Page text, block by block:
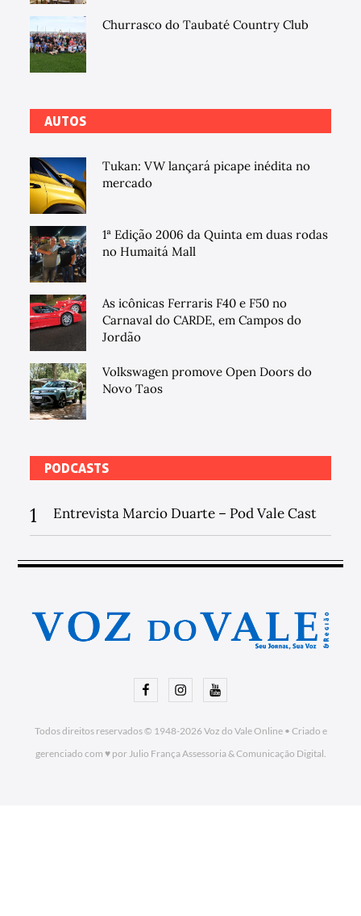
Churrasco do Taubaté Country Club
AUTOS
Tukan: VW lançará picape inédita no
mercado
1ª Edição 2006 da Quinta em duas rodas
no Humaitá Mall
As icônicas Ferraris F40 e F50 no
Carnaval do CARDE, em Campos do
Jordão
Volkswagen promove Open Doors do
Novo Taos
PODCASTS
1 Entrevista Marcio Duarte – Pod Vale Cast
FacebookInstagramYoutube
Todos direitos reservados © 1948-2026Voz do Vale Online• Criado e
gerenciado com ♥ por Julio França Assessoria& Comunicação Digital.